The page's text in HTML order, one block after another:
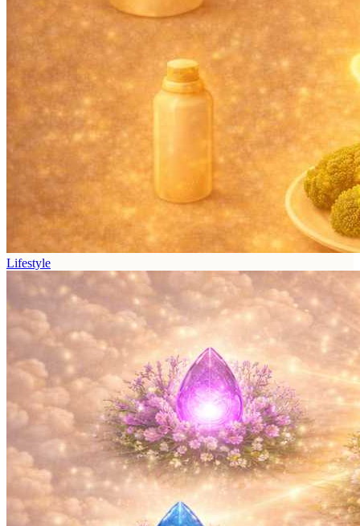
Lifestyle